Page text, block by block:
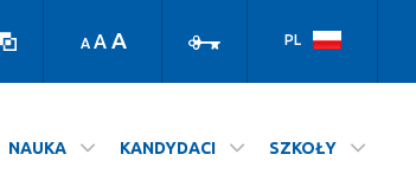
version
A A A
PL
NAUKA KANDYDACI SZKOŁY